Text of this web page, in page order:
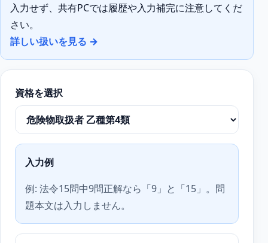
入力せず、共有PCでは履歴や入力補完に注意してくだ
さい。
詳しい扱いを見る →
資格を選択
入力例
例: 法令15問中9問正解なら「9」と「15」。問
題本文は入力しません。